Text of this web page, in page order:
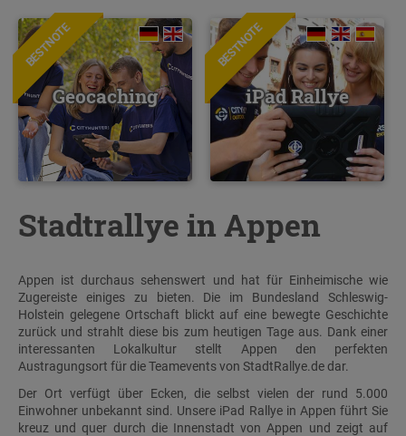
BESTNOTE
Geocaching
BESTNOTE
iPad Rallye
Stadtrallye in Appen
Appen ist durchaus sehenswert und hat für Einheimische wie
Zugereiste einiges zu bieten. Die im Bundesland Schleswig-
Holstein gelegene Ortschaft blickt auf eine bewegte Geschichte
zurück und strahlt diese bis zum heutigen Tage aus. Dank einer
interessanten Lokalkultur stellt Appen den perfekten
Austragungsort für die Teamevents von StadtRallye.de dar.
Der Ort verfügt über Ecken, die selbst vielen der rund 5.000
Einwohner unbekannt sind. Unsere iPad Rallye in Appen führt Sie
kreuz und quer durch die Innenstadt von Appen und zeigt auf